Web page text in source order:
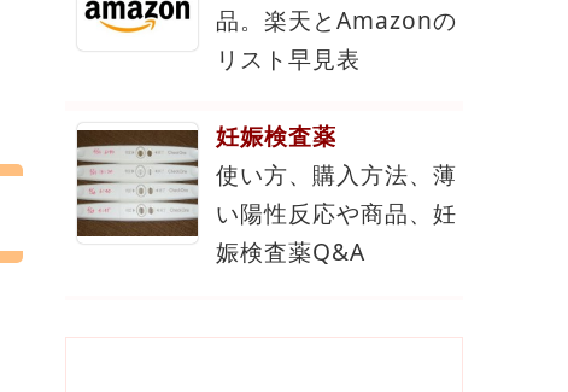
品。楽天とAmazonの
リスト早見表
妊娠検査薬
使い方、購入方法、薄
い陽性反応や商品、妊
娠検査薬Q&A